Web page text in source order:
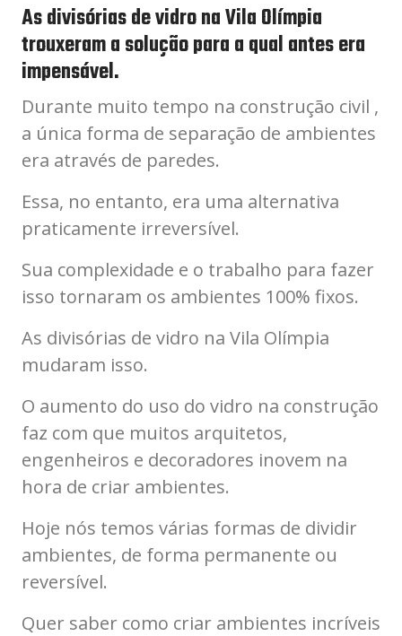
As divisórias de vidro na Vila Olímpia
trouxeram a solução para a qual antes era
impensável.
Durante muito tempo na construção civil ,
a única forma de separação de ambientes
era através de paredes.
Essa, no entanto, era uma alternativa
praticamente irreversível.
Sua complexidade e o trabalho para fazer
isso tornaram os ambientes 100% fixos.
As divisórias de vidro na Vila Olímpia
mudaram isso.
O aumento do uso do vidro na construção
faz com que muitos arquitetos,
engenheiros e decoradores inovem na
hora de criar ambientes.
Hoje nós temos várias formas de dividir
ambientes, de forma permanente ou
reversível.
Quer saber como criar ambientes incríveis